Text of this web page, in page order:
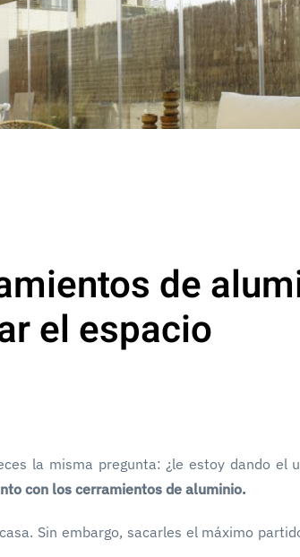
de
el espacio
la misma pregunta: ¿le estoy dando el
con los cerramientos de aluminio.
Sin embargo, sacarles el máximo